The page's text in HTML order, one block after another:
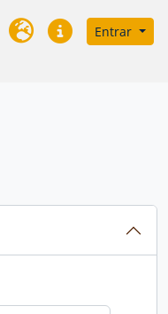
página de navegação
de Transferência
Idioma Atalhos Entrar